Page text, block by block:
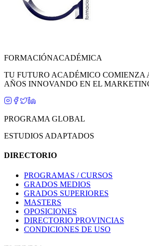
FORMACIÓNACADÉMICA
TU FUTURO ACADÉMICO COMIENZA
AÑOS INNOVANDO EN EL
PROGRAMA GLOBAL
ESTUDIOS ADAPTADOS
DIRECTORIO
PROGRAMAS / CURSOS
GRADOS MEDIOS
GRADOS SUPERIORES
MASTERS
OPOSICIONES
DIRECTORIO PROVINCIAS
CONDICIONES DE USO